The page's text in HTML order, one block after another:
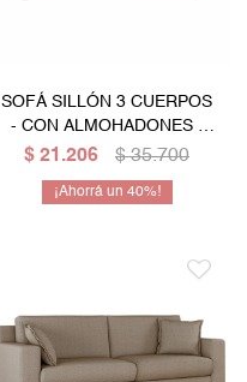
SOFÁ SILLÓN 3 CUERPOS
- CON ALMOHADONES -
Marrón
$ 21.206 $ 35.700
40